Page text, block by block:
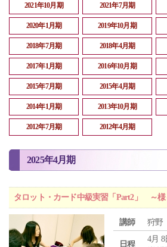
2021年10月期 2021年7月期
2020年1月期 2019年10月期
2018年7月期 2018年4月期
2017年1月期 2016年10月期
2015年7月期 2015年4月期
2014年1月期 2013年10月期
2012年7月期 2012年4月期
2025年4月期
タロット・カード中級実習「Part2」 ～
講師 狩野
日程
4月 8